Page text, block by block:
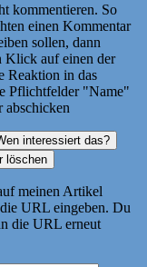
kommentieren. So
einen Kommentar
sollen, dann
auf einen der
Reaktion in das
Pflichtfelder "Name"
meinen Artikel
URL eingeben. Du
die URL erneut